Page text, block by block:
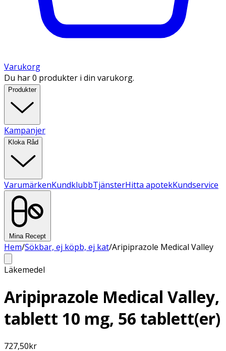
Varukorg
Du har 0 produkter i din varukorg.
Produkter
Kampanjer
Kloka Råd
VarumärkenKundklubbTjänsterHitta apotekKundservice
Mina Recept
Hem/Sökbar, ej köpb, ej kat/Aripiprazole Medical Valley
Läkemedel
Aripiprazole Medical Valley,
tablett 10 mg, 56 tablett(er)
727,50kr